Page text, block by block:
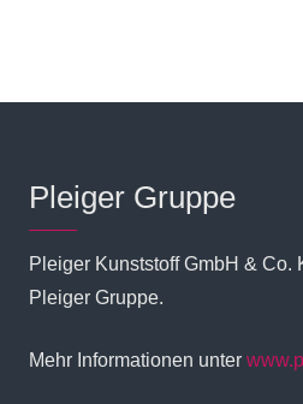
Pleiger Gruppe
Pleiger Kunststoff GmbH & Co.
Pleiger Gruppe.
Mehr Informationen unter